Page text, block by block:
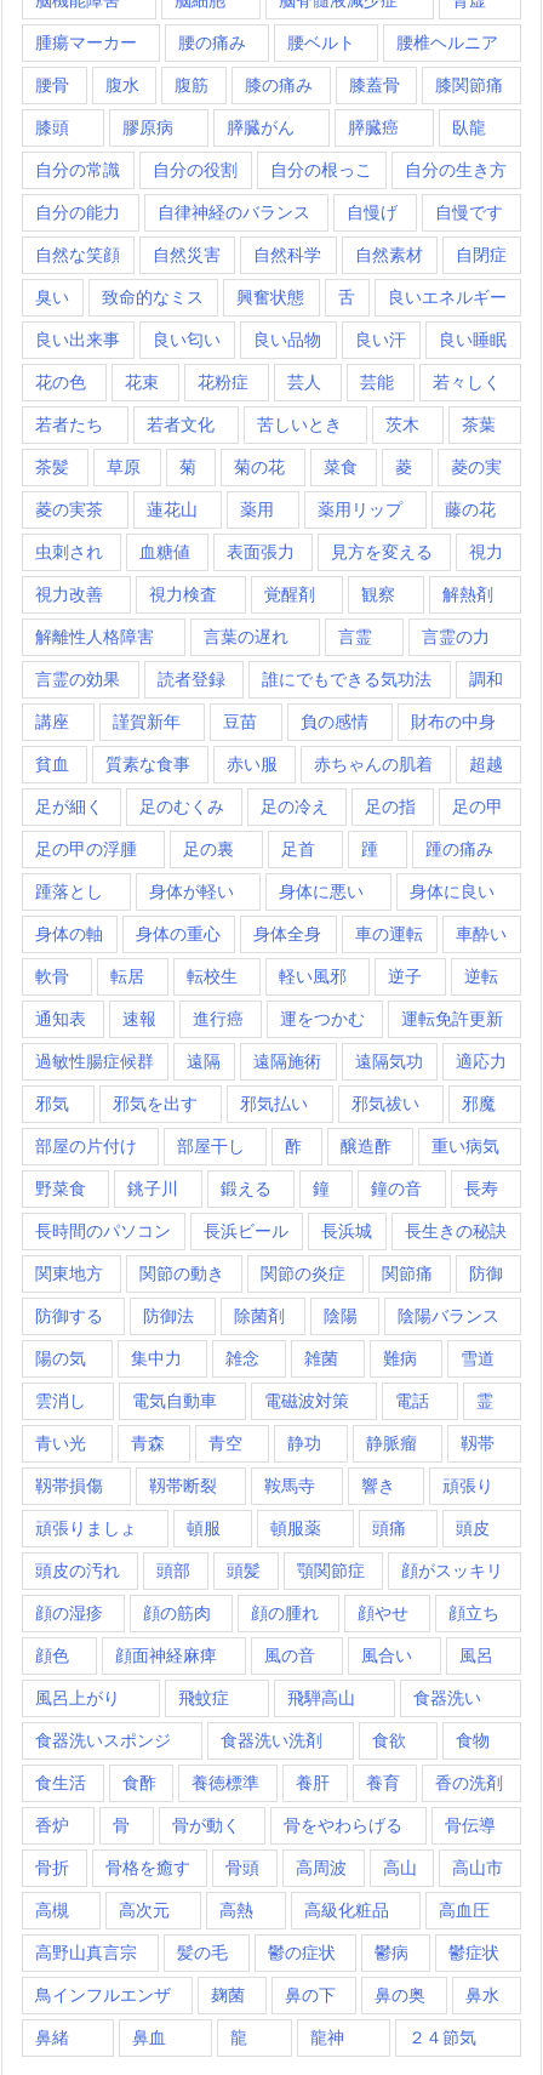
腫瘍マーカー 腰の痛み 腰ベルト 腰椎ヘルニア
腰骨 腹水 腹筋 膝の痛み 膝蓋骨 膝関節痛
膝頭 膠原病 膵臓がん 膵臓癌 臥龍
自分の常識 自分の役割 自分の根っこ 自分の生き方
自分の能力 自律神経のバランス 自慢げ 自慢です
自然な笑顔 自然災害 自然科学 自然素材 自閉症
臭い 致命的なミス 興奮状態 舌 良いエネルギー
良い出来事 良い匂い 良い品物 良い汗 良い睡眠
花の色 花束 花粉症 芸人 芸能 若々しく
若者たち 若者文化 苦しいとき 茨木 茶葉
茶髪 草原 菊 菊の花 菜食 菱 菱の実
菱の実茶 蓮花山 薬用 薬用リップ 藤の花
虫刺され 血糖値 表面張力 見方を変える 視力
視力改善 視力検査 覚醒剤 観察 解熱剤
解離性人格障害 言葉の遅れ 言霊 言霊の力
言霊の効果 読者登録 誰にでもできる気功法 調和
講座 謹賀新年 豆苗 負の感情 財布の中身
貧血 質素な食事 赤い服 赤ちゃんの肌着 超越
足が細く 足のむくみ 足の冷え 足の指 足の甲
足の甲の浮腫 足の裏 足首 踵 踵の痛み
踵落とし 身体が軽い 身体に悪い 身体に良い
身体の軸 身体の重心 身体全身 車の運転 車酔い
軟骨 転居 転校生 軽い風邪 逆子 逆転
通知表 速報 進行癌 運をつかむ 運転免許更新
過敏性腸症候群 遠隔 遠隔施術 遠隔気功 適応力
邪気 邪気を出す 邪気払い 邪気祓い 邪魔
部屋の片付け 部屋干し 酢 醸造酢 重い病気
野菜食 銚子川 鍛える 鐘 鐘の音 長寿
長時間のパソコン 長浜ビール 長浜城 長生きの秘訣
関東地方 関節の動き 関節の炎症 関節痛 防御
防御する 防御法 除菌剤 陰陽 陰陽バランス
陽の気 集中力 雑念 雑菌 難病 雪道
雲消し 電気自動車 電磁波対策 電話 霊
青い光 青森 青空 静功 静脈瘤 靱帯
靱帯損傷 靱帯断裂 鞍馬寺 響き 頑張り
頑張りましょ 頓服 頓服薬 頭痛 頭皮
頭皮の汚れ 頭部 頭髪 顎関節症 顔がスッキリ
顔の湿疹 顔の筋肉 顔の腫れ 顔やせ 顔立ち
顔色 顔面神経麻痺 風の音 風合い 風呂
風呂上がり 飛蚊症 飛騨高山 食器洗い
食器洗いスポンジ 食器洗い洗剤 食欲 食物
食生活 食酢 養徳標準 養肝 養育 香の洗剤
香炉 骨 骨が動く 骨をやわらげる 骨伝導
骨折 骨格を癒す 骨頭 高周波 高山 高山市
高槻 高次元 高熱 高級化粧品 高血圧
高野山真言宗 髪の毛 鬱の症状 鬱病 鬱症状
鳥インフルエンザ 麹菌 鼻の下 鼻の奥 鼻水
鼻緒 鼻血 龍 龍神 ２４節気